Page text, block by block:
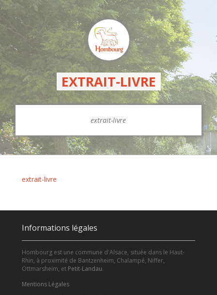
EXTRAIT-LIVRE
extrait-livre
extrait-livre
Informations légales
Hombourg est une commune d'Alsace, située dans le Haut-
Rhin, à proximité de Bantzenheim, Chalampé, Niffer,
Ottmarsheim, et Petit-Landau.
Mentions Légales